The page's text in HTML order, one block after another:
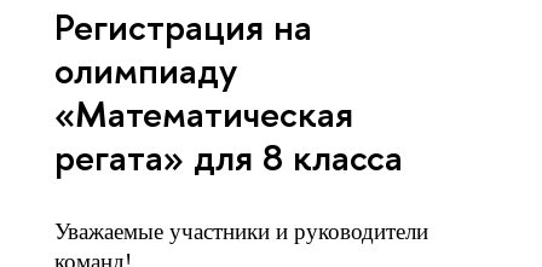
Регистрация на
олимпиаду
«Математическая
регата» для 8 класса
Уважаемые участники и руководители
команд!